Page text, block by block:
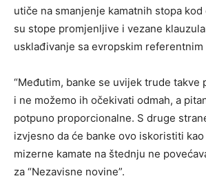
utiče na smanjenje kamatnih stopa
su stope promjenljive i vezane
usklađivanje sa evropskim referentnim
“Međutim, banke se uvijek trude takve
i ne možemo ih očekivati odmah, a
potpuno proporcionalne. S druge
izvjesno da će banke ovo iskoristiti
mizerne kamate na štednju ne
za “Nezavisne novine”.